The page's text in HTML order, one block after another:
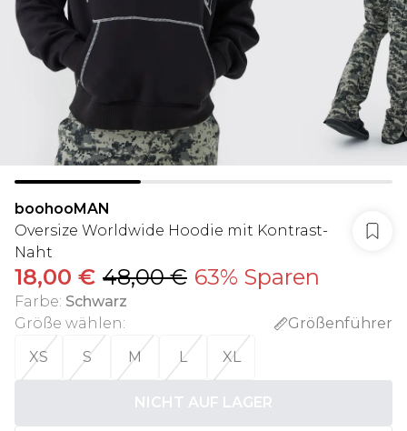
boohooMAN
Oversize Worldwide Hoodie mit Kontrast-
Naht
18,00 € 48,00 € 63% Sparen
Farbe: Schwarz
Größe wählen:
Größenführer
XS
S M L XL
NICHT AUF LAGER